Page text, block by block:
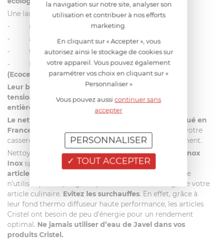
Une large gamme de produits :
- respectueux de l’environnement
- à
efficacité professionnelle
- fabriqués en France
- labellisés par des organismes indépendants
(Ecocert ou Ecolabel)
Leur biodégradabilité est optimale grâce aux
tensioactifs d’origine végétale et à un emballage
entièrement recyclable
Le nettoyant Inox Renox labellisé Ecocert et fabriqué en
France
conviendra parfaitement pour l’entretien de votre
casserole dans le respect de l’homme et l’environnement.
Nettoyez votre casserole tout inox avec le produit
Renox
Inox spécifiquement conçu pour l’entretien
article inox sans anti-adhérent
. De manière générale
n’utilisez pas d’éponge trop abrasive lors du lavage de votre
article culinaire. Evitez les surchauffes. En effet, grâce à
leur fond thermo diffuseur haute performance, les articles
Cristel ont besoin de peu d’énergie pour un rendement
optimal. Ne jamais utiliser d’eau de Javel dans vos
produits Cristel.
la navigation sur notre site, analyser son
utilisation et contribuer à nos efforts
marketing.
En cliquant sur « Accepter », vous
autorisez ainsi le stockage de cookies sur
votre appareil. Vous pouvez également
paramétrer vos choix en cliquant sur «
Personnaliser »
Vous pouvez aussicontinuer sans
accepter
TOUT ACCEPTER
PERSONNALISER